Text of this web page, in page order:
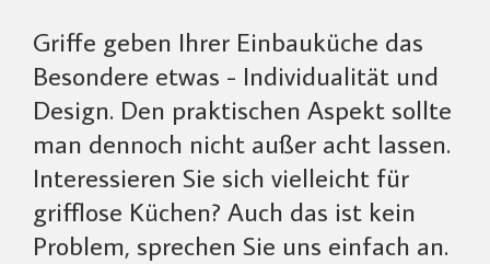
Griffe geben Ihrer Einbauküche das
Besondere etwas - Individualität und
Design. Den praktischen Aspekt sollte
man dennoch nicht außer acht lassen.
Interessieren Sie sich vielleicht für
grifflose Küchen? Auch das ist kein
Problem, sprechen Sie uns einfach an.